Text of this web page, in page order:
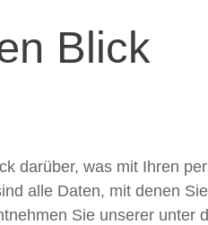
Blick
darüber, was mit Ihren
alle Daten, mit denen
Sie unserer unter